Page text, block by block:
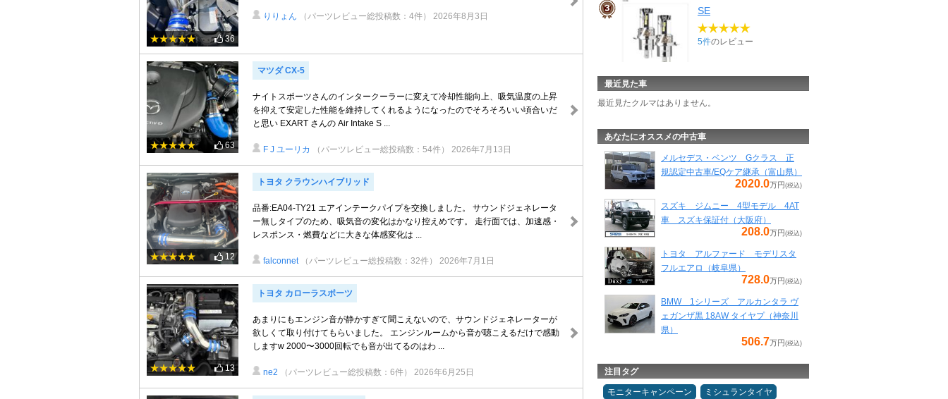
36
りりょん （パーツレビュー総投稿数：4件） 2026年8月3日
63
マツダ CX-5
ナイトスポーツさんのインタークーラーに変えて冷却性能向上、吸気温度の上昇
を抑えて安定した性能を維持してくれるようになったのでそろそろいい頃合いだ
と思い EXART さんの Air Intake S ...
F J ユーリカ （パーツレビュー総投稿数：54件） 2026年7月13日
12
トヨタ クラウンハイブリッド
品番:EA04-TY21 エアインテークパイプを交換しました。 サウンドジェネレータ
ー無しタイプのため、吸気音の変化はかなり控えめです。 走行面では、加速感・
レスポンス・燃費などに大きな体感変化は ...
falconnet （パーツレビュー総投稿数：32件） 2026年7月1日
13
トヨタ カローラスポーツ
あまりにもエンジン音が静かすぎて聞こえないので、サウンドジェネレーターが
欲しくて取り付けてもらいました。 エンジンルームから音が聴こえるだけで感動
しますw 2000〜3000回転でも音が出てるのはわ ...
ne2 （パーツレビュー総投稿数：6件） 2026年6月25日
SE
5件のレビュー
最近見た車
最近見たクルマはありません。
あなたにオススメの中古車
メルセデス・ベンツ Gクラス 正
規認定中古車/EQケア継承（富山県）
2020.0万円(税込)
スズキ ジムニー 4型モデル 4AT
車 スズキ保証付（大阪府）
208.0万円(税込)
トヨタ アルファード モデリスタ
フルエアロ（岐阜県）
728.0万円(税込)
BMW 1シリーズ アルカンタラ ヴ
ェガンザ黒 18AW タイヤプ（神奈川
県）
506.7万円(税込)
注目タグ
モニターキャンペーン
ミシュランタイヤ